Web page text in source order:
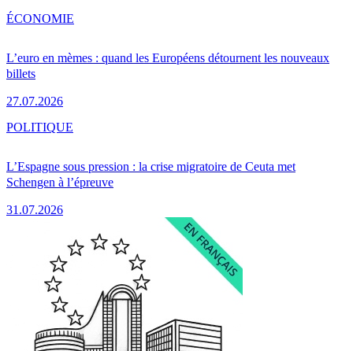
L’euro en mèmes : quand les Européens détournent les nouveaux
billets
27.07.2026
ÉCONOMIE
L’Espagne sous pression : la crise migratoire de Ceuta met
Schengen à l’épreuve
31.07.2026
POLITIQUE